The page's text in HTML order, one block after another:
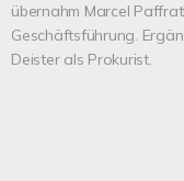
übernahm Marcel
Geschäftsführung.
Deister als Prokurist.